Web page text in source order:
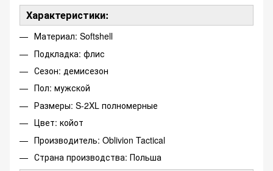
Характеристики:
Материал: Softshell
Подкладка: флис
Сезон: демисезон
Пол: мужской
Размеры: S-2XL полномерные
Цвет: койот
Производитель: Oblivion Tactical
Страна производства: Польша